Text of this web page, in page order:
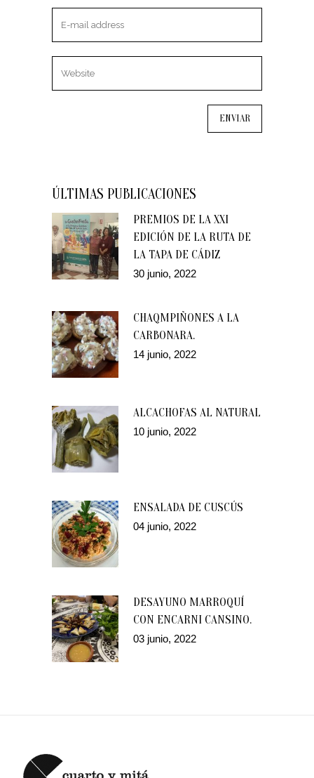
ÚLTIMAS PUBLICACIONES
PREMIOS DE LA XXI
EDICIÓN DE LA RUTA DE
LA TAPA DE CÁDIZ
30 junio, 2022
CHAQMPIÑONES A LA
CARBONARA.
14 junio, 2022
ALCACHOFAS AL NATURAL
10 junio, 2022
ENSALADA DE CUSCÚS
04 junio, 2022
DESAYUNO MARROQUÍ
CON ENCARNI CANSINO.
03 junio, 2022